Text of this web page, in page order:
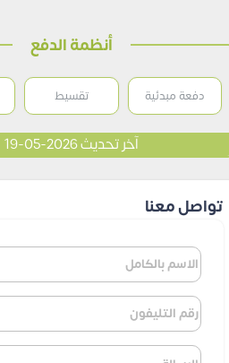
أنظمة الدفع
دفعة مبدئية تقسيط
آخر تحديث 2026-05-19
تواصل معنا